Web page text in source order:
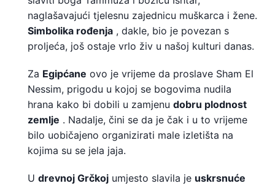
naglašavajući tjelesnu zajednicu muškarca i žene.
Simbolika rođenja , dakle, bio je povezan s
proljeća, još ostaje vrlo živ u našoj kulturi danas.
Za Egipćane ovo je vrijeme da proslave Sham El
Nessim, prigodu u kojoj se bogovima nudila
hrana kako bi dobili u zamjenu dobru plodnost
zemlje . Nadalje, čini se da je čak i u to vrijeme
bilo uobičajeno organizirati male izletišta na
kojima su se jela jaja.
U drevnoj Grčkoj umjesto slavila je uskrsnuće